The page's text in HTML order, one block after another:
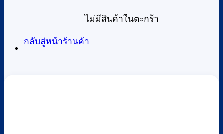
ไม่มีสินค้าในตะกร้า
กลับสู่หน้าร้านค้า